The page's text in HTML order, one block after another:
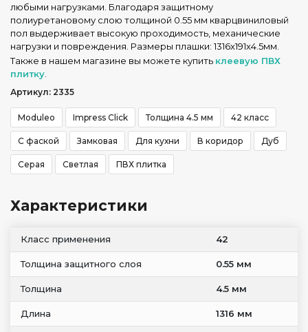
любыми нагрузками. Благодаря защитному
полиуретановому слою толщиной 0.55 мм кварцвиниловый
пол выдерживает высокую проходимость, механические
нагрузки и повреждения. Размеры плашки: 1316x191x4.5мм.
Также в нашем магазине вы можете купить клеевую ПВХ
плитку
Артикул: 2335
Moduleo Impress Click Толщина 4.5 мм 42 класс
С фаской Замковая Для кухни В коридор Дуб
Серая Светлая ПВХ плитка
Характеристики
Класс применения 42
Толщина защитного слоя 0.55 мм
Толщина 4.5 мм
Длина 1316 мм